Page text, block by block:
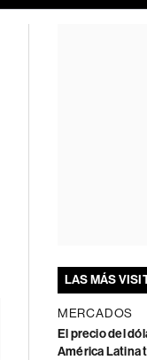
LAS MÁS
MERCADOS
El precio del
América Latina